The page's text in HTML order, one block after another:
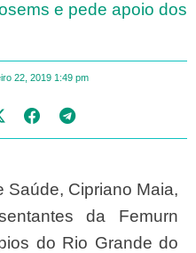
e pede apoio dos
22, 2019 1:49 pm
da Femurn
do Rio Grande do